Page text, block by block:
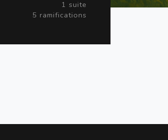
1 suite
5 ramifications